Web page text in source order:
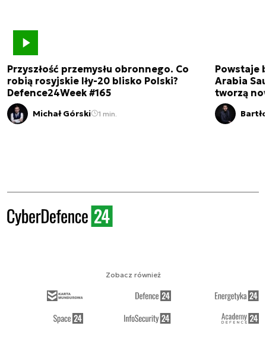
Przyszłość przemysłu obronnego. Co
robią rosyjskie Iły-20 blisko Polski?
Defence24Week #165
Michał Górski 1 min.
Powstaje
Arabia
tworzą
Zobacz również